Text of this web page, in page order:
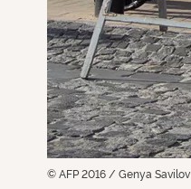
© AFP 2016 / Genya Savilov